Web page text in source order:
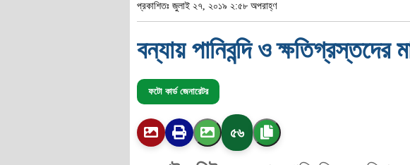
প্রকাশিতঃ জুলাই ২৭, ২০১৯ ২:৫৮ অপরাহ্ণ
বন্যায় পানিবন্দি ও ক্ষতিগ্রস্তদের
ফটো কার্ড জেনারেটর
৫৬